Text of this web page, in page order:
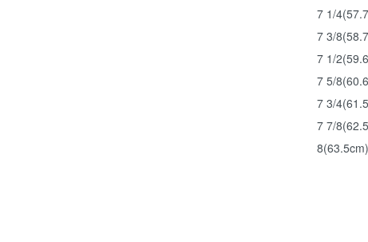
7 1/
7 3/
7 1/
7 5/
7 3/
7 7/
8(63.5cm)